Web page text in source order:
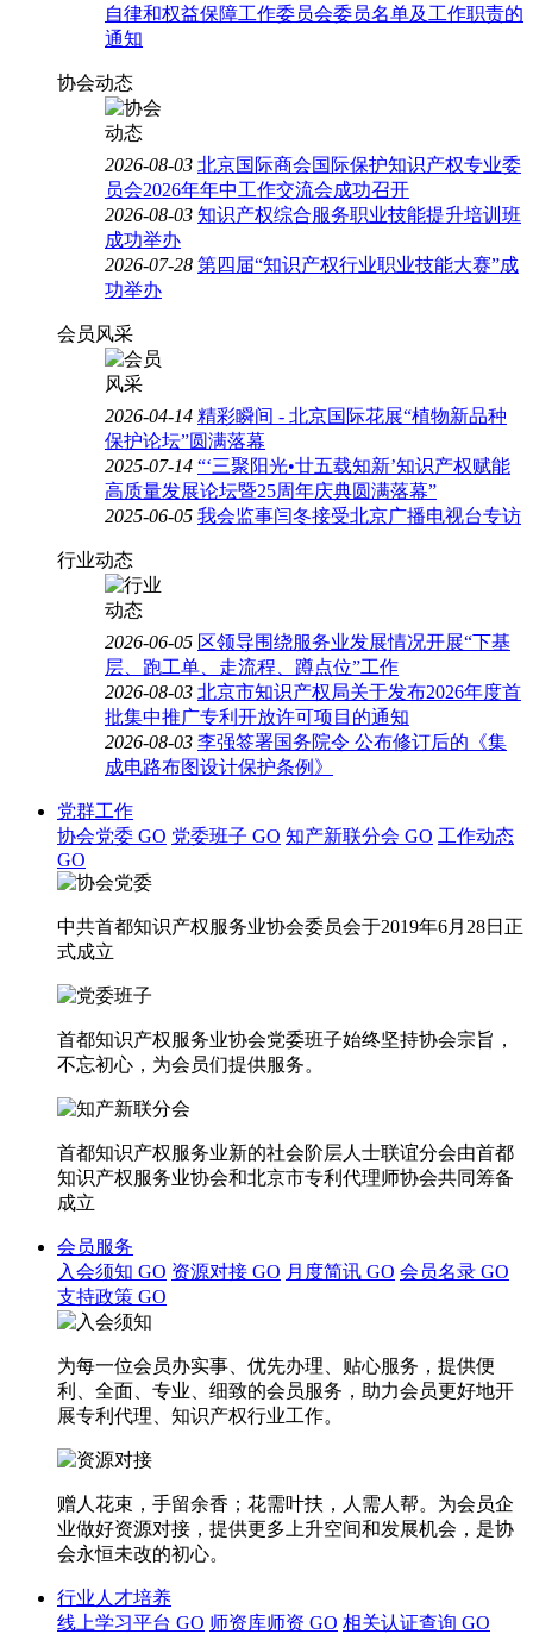
自律和权益保障工作委员会委员名单及工作职责的
通知
协会动态
2026-08-03 北京国际商会国际保护知识产权专业委
员会2026年年中工作交流会成功召开
2026-08-03 知识产权综合服务职业技能提升培训班
成功举办
2026-07-28 第四届“知识产权行业职业技能大赛”成
功举办
会员风采
2026-04-14 精彩瞬间 - 北京国际花展“植物新品种
保护论坛”圆满落幕
2025-07-14 “‘三聚阳光•廿五载知新’知识产权赋能
高质量发展论坛暨25周年庆典圆满落幕”
2025-06-05 我会监事闫冬接受北京广播电视台专访
行业动态
2026-06-05 区领导围绕服务业发展情况开展“下基
层、跑工单、走流程、蹲点位”工作
2026-08-03 北京市知识产权局关于发布2026年度首
批集中推广专利开放许可项目的通知
2026-08-03 李强签署国务院令 公布修订后的《集
成电路布图设计保护条例》
党群工作
协会党委 GO 党委班子 GO 知产新联分会 GO 工作动态
GO
中共首都知识产权服务业协会委员会于2019年6月28日正
式成立
首都知识产权服务业协会党委班子始终坚持协会宗旨，
不忘初心，为会员们提供服务。
首都知识产权服务业新的社会阶层人士联谊分会由首都
知识产权服务业协会和北京市专利代理师协会共同筹备
成立
会员服务
入会须知 GO 资源对接 GO 月度简讯 GO 会员名录 GO
支持政策 GO
为每一位会员办实事、优先办理、贴心服务，提供便
利、全面、专业、细致的会员服务，助力会员更好地开
展专利代理、知识产权行业工作。
赠人花束，手留余香；花需叶扶，人需人帮。为会员企
业做好资源对接，提供更多上升空间和发展机会，是协
会永恒未改的初心。
行业人才培养
线上学习平台 GO 师资库师资 GO 相关认证查询 GO